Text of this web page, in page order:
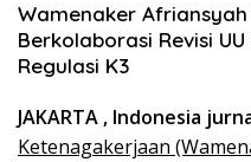
Wamenaker
Berkolaborasi Revisi
Regulasi K3
JAKARTA , Indonesia
Ketenagakerjaan